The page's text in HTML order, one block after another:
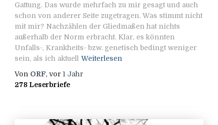
Gattung. Das wurde mehrfach zu mir gesagt und auch
schon von anderer Seite zugetragen. Was stimmt nicht
mit mir? Nachzählen der Gliedmaßen hat nichts
außerhalb der Norm erbracht. Klar, es könnten
Unfalls-, Krankheits- bzw. genetisch bedingt weniger
sein, als ich aktuell Weiterlesen
Von ORF, vor 1 Jahr
278 Leserbriefe